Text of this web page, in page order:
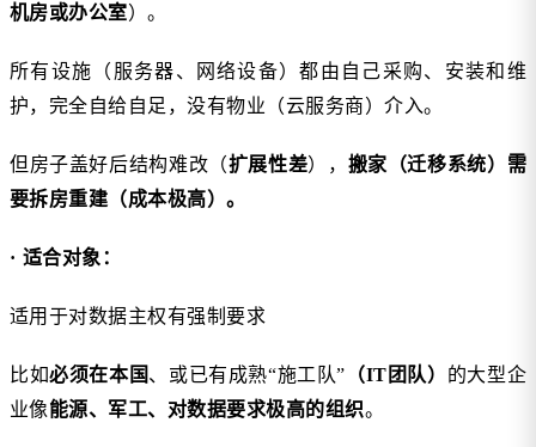
机房或办公室）。
所有设施（服务器、网络设备）都由自己采购、安装和维
护，完全自给自足，没有物业（云服务商）介入。
但房子盖好后结构难改（扩展性差）， 搬家（迁移系统）需
要拆房重建（成本极高）。
· 适合对象：
适用于对数据主权有强制要求
比如必须在本国 、或已有成熟“施工队” （IT团队） 的大型企
业像能源、军工、对数据要求极高的组织。